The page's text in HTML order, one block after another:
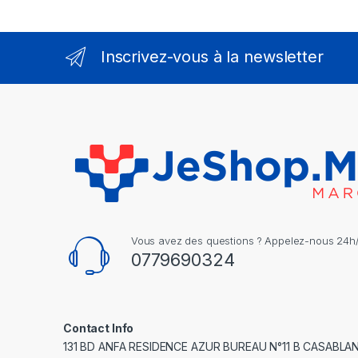
Inscrivez-vous à la newsletter
Vous avez des questions ? Appelez-nous
0779690324
Contact Info
131 BD ANFA RESIDENCE AZUR BUREAU N°11 B